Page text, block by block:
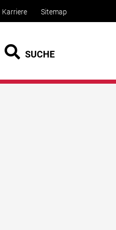
Karriere Sitemap
SUCHE